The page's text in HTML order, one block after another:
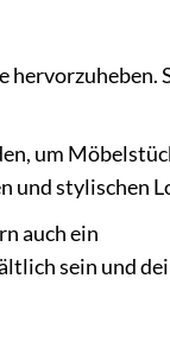
hervorzuheben.
um
und stylischen
auch ein
sein und